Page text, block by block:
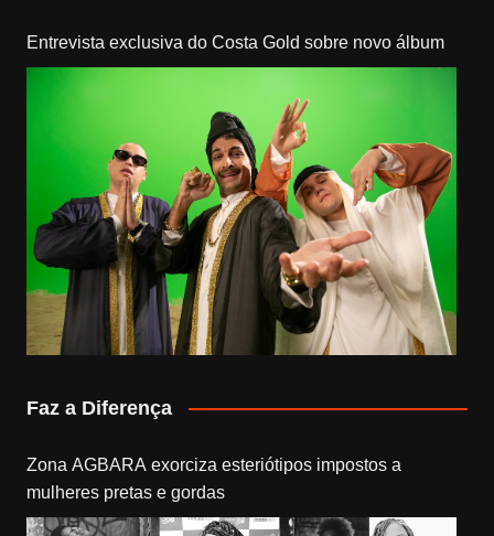
Entrevista exclusiva do Costa Gold sobre novo álbum
Faz a Diferença
Zona AGBARA exorciza esteriótipos impostos a
mulheres pretas e gordas